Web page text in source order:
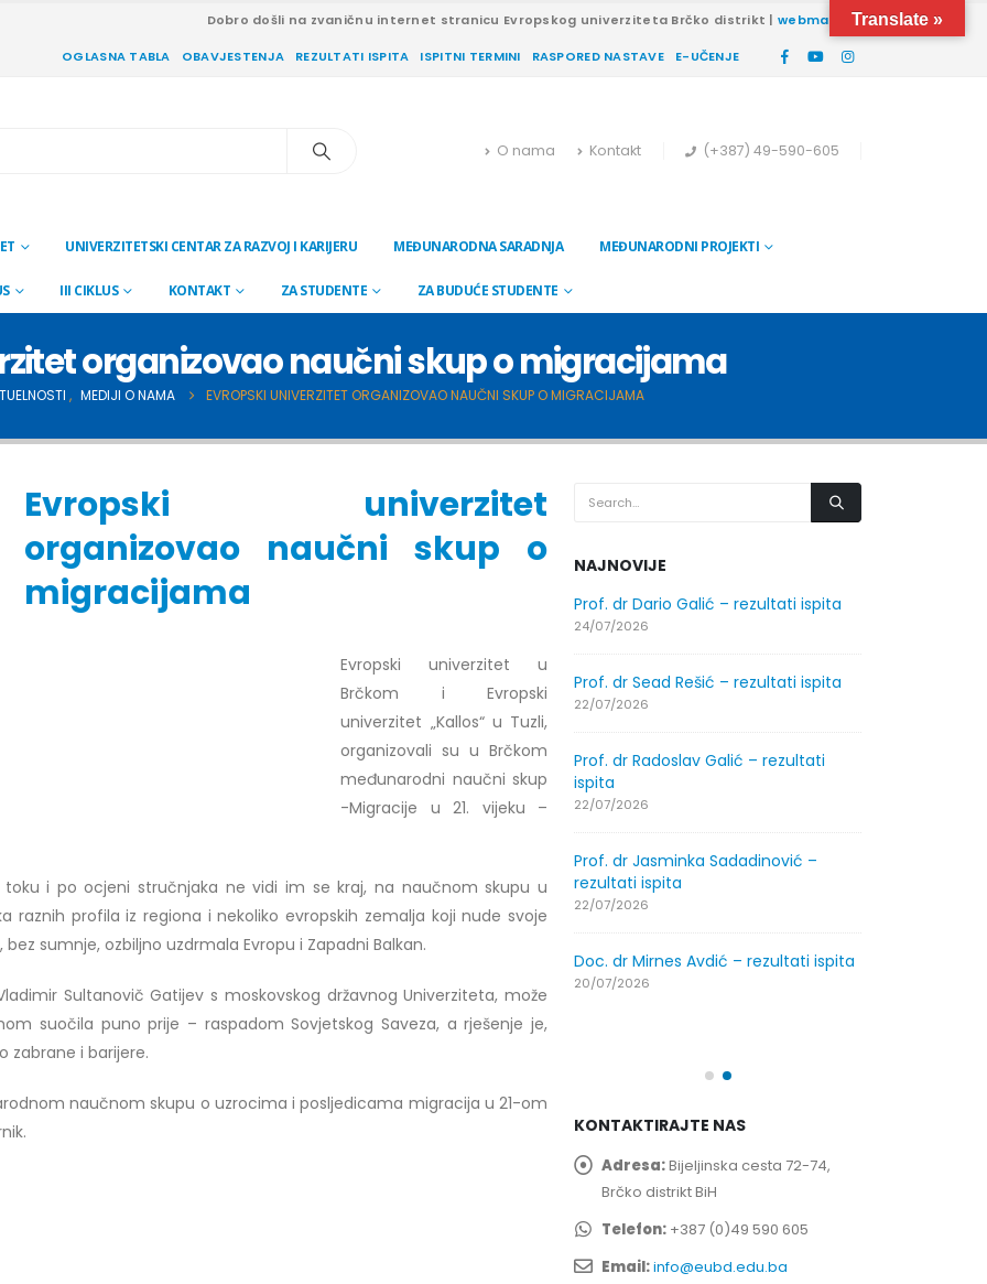
Dobro došli na zvaničnu internet stranicu Evropskog univerziteta Brčko distrikt |webmail
OGLASNA TABLA OBAVJESTENJA REZULTATI ISPITA ISPITNI TERMINI RASPORED NASTAVE E-UČENJE
O nama Kontakt (+387) 49-590-605
UNIVERZITETSKI CENTAR ZA RAZVOJ I KARIJERU MEĐUNARODNA SARADNJA MEĐUNARODNI PROJEKTI
III CIKLUS KONTAKT ZA STUDENTE ZA BUDUĆE STUDENTE
organizovao naučni skup o migracijama
, MEDIJI O NAMA EVROPSKI UNIVERZITET ORGANIZOVAO NAUČNI SKUP O MIGRACIJAMA
Evropski univerzitet
organizovao naučni skup o
migracijama
Evropski univerzitet u
Brčkom i Evropski
univerzitet „Kallos“ u Tuzli,
organizovali su u Brčkom
međunarodni naučni skup
-Migracije u 21. vijeku –
i po ocjeni stručnjaka ne vidi im se kraj, na naučnom skupu u
raznih profila iz regiona i nekoliko evropskih zemalja koji nude svoje
sumnje, ozbiljno uzdrmala Evropu i Zapadni Balkan.
Sultanovič Gatijev s moskovskog državnog Univerziteta, može
suočila puno prije – raspadom Sovjetskog Saveza, a rješenje je,
zabrane i barijere.
naučnom skupu o uzrocima i posljedicama migracija u 21-om
NAJNOVIJE
Dario Galić – rezultati ispita
Rešić – rezultati ispita
ispita
Mirnes Avdić – rezultati ispita
Obavještenje za javnost 30.07.2026.
Prof. dr Srđan Marinković – rezultati
Prof. dr Azijada Beganlić – rezultati
ispita
29/07/2026
Prof. dr Esed Karić – rezultati ispita
25/07/2026
Prof. dr Dario Galić – rezultati ispita
24/07/2026
Prof. dr Sead Rešić – rezultati ispita
22/07/2026
Prof. dr Radoslav Galić – rezultati
ispita
22/07/2026
Prof. dr Jasminka Sadadinović –
rezultati ispita
22/07/2026
Doc. dr Mirnes Avdić – rezultati ispita
20/07/2026
KONTAKTIRAJTE NAS
Adresa:Bijeljinska cesta 72-74,
Brčko distrikt BiH
Telefon: +387 (0)49 590 605
Email:info@eubd.edu.ba
Translate »